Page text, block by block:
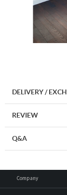
DELIVERY /
REVIEW
Q&A
Company